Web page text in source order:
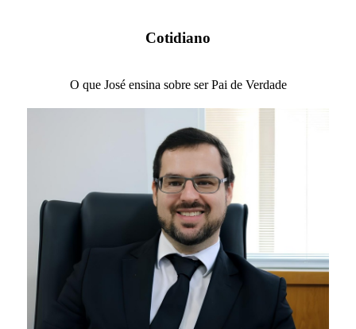
Cotidiano
O que José ensina sobre ser Pai de Verdade